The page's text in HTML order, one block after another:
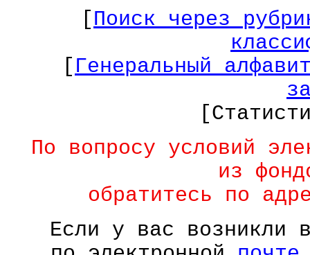
[Поиск через
[ Генеральный
По вопросу условий
из
обратитесь по
Если у вас возникли